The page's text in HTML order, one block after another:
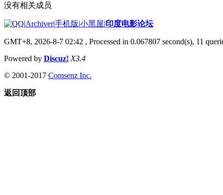
没有相关成员
|Archiver|手机版|小黑屋|印度电影论坛
GMT+8, 2026-8-7 02:42 , Processed in 0.067807 second(s), 11
Powered by Discuz! X3.4
© 2001-2017 Comsenz Inc.
返回顶部